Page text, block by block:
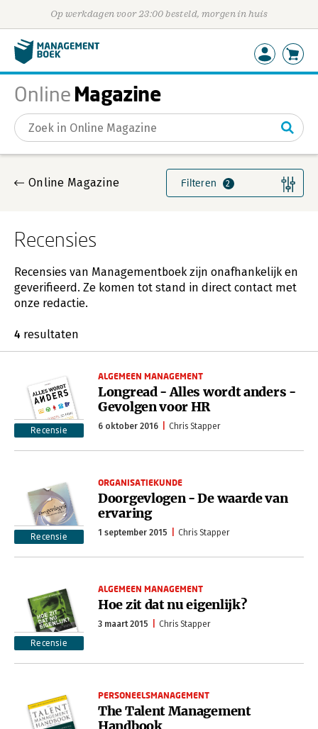
Op werkdagen voor 23:00 besteld, morgen in huis
Online Magazine
Gevonden artikelen
Online Magazine Filteren 2
Recensies
Recensies van Managementboek zijn onafhankelijk en
geverifieerd. Ze komen tot stand in direct contact met
onze redactie.
4 resultaten
Recensie
ALGEMEEN MANAGEMENT
Longread - Alles wordt anders -
Gevolgen voor HR
6 oktober 2016 Chris Stapper
Recensie
ORGANISATIEKUNDE
Doorgevlogen - De waarde van
ervaring
1 september 2015 Chris Stapper
Recensie
ALGEMEEN MANAGEMENT
Hoe zit dat nu eigenlijk?
3 maart 2015 Chris Stapper
PERSONEELSMANAGEMENT
The Talent Management